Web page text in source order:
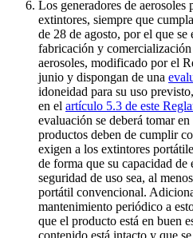
Los generadores de
extintores, siempre que
de 28 de agosto, por el que se
fabricación y comercialización
aerosoles, modificado por el
junio y dispongan de una
idoneidad para su uso
en el artículo 5.3 de este
evaluación se deberá tomar
productos deben de cumplir
exigen a los extintores
de forma que su capacidad
seguridad de uso sea, al
portátil convencional.
mantenimiento periódico a
que el producto está en buen